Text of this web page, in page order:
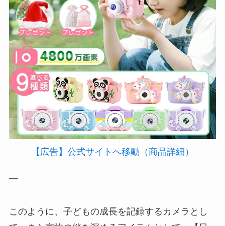
【広告】公式サイトへ移動（商品詳細）
—
このように、子どもの成長を記録するカメラとし